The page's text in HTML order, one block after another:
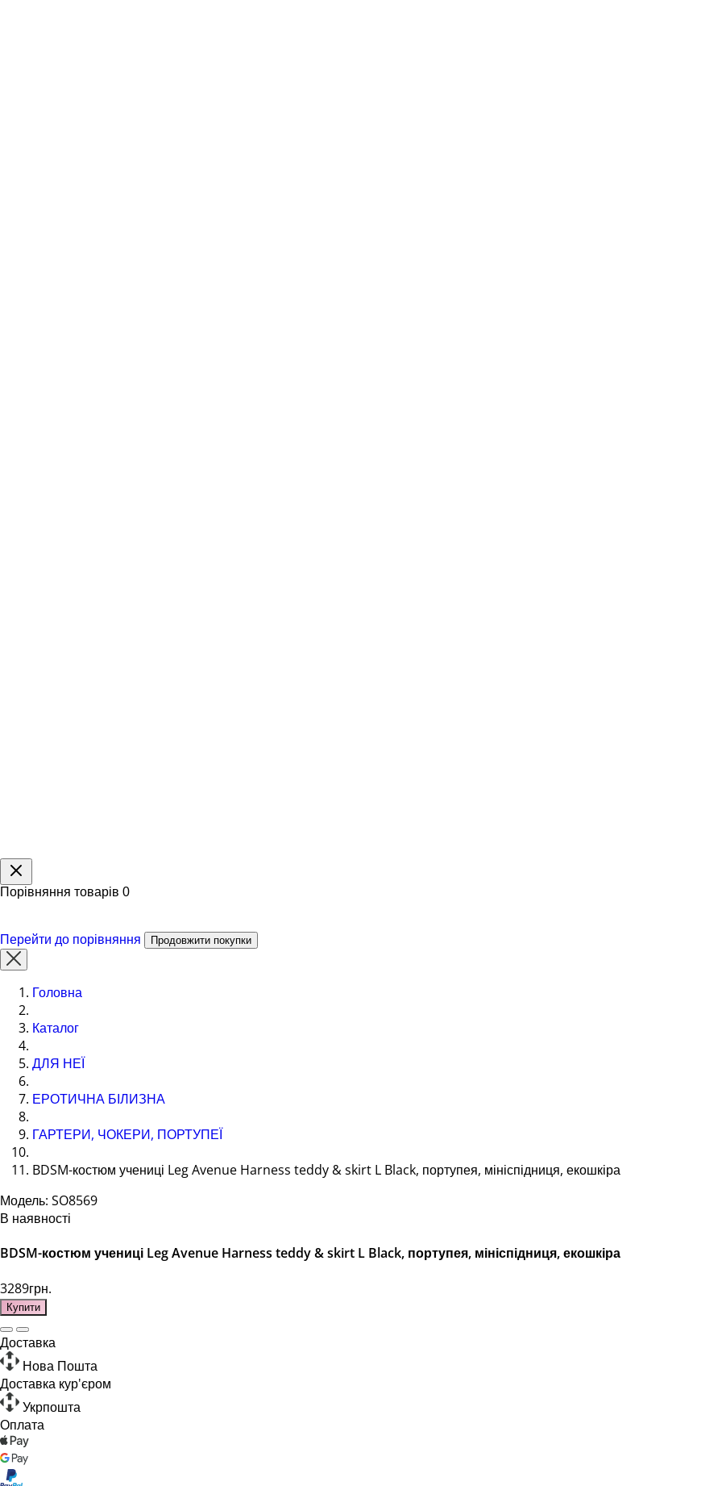
Порівняння товарів 0
Перейти до порівняння Продовжити покупки
Головна
Каталог
ДЛЯ НЕЇ
ЕРОТИЧНА БІЛИЗНА
ГАРТЕРИ, ЧОКЕРИ, ПОРТУПЕЇ
BDSM-костюм учениці Leg Avenue Harness teddy & skirt L Black, портупея, мініспідниця, екошкіра
Модель: SO8569
В наявності
BDSM-костюм учениці Leg Avenue Harness teddy & skirt L Black, портупея, мініспідниця, екошкіра
3289грн.
Купити
Доставка
Нова Пошта
Доставка кур'єром
Укрпошта
Оплата